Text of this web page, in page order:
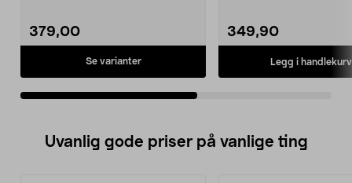
379,00
Se varianter
349,90
Legg i handlekurv
Uvanlig gode priser på vanlige ting